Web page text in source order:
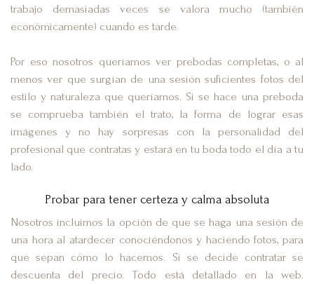
trabajo demasiadas veces se valora mucho (también
económicamente) cuando es tarde.
Por eso nosotros queríamos ver prebodas completas, o al
menos ver que surgían de una sesión suficientes fotos del
estilo y naturaleza que queríamos. Si se hace una preboda
se comprueba también el trato, la forma de lograr esas
imágenes y no hay sorpresas con la personalidad del
profesional que contratas y estará en tu boda todo el día a tu
lado.
Probar para tener certeza y calma absoluta
Nosotros incluimos la opción de que se haga una sesión de
una hora al atardecer conociéndonos y haciendo fotos, para
que sepan cómo lo hacemos. Si se decide contratar se
descuenta del precio. Todo está detallado en la web.